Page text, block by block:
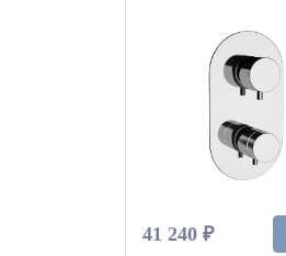
41 240 ₽